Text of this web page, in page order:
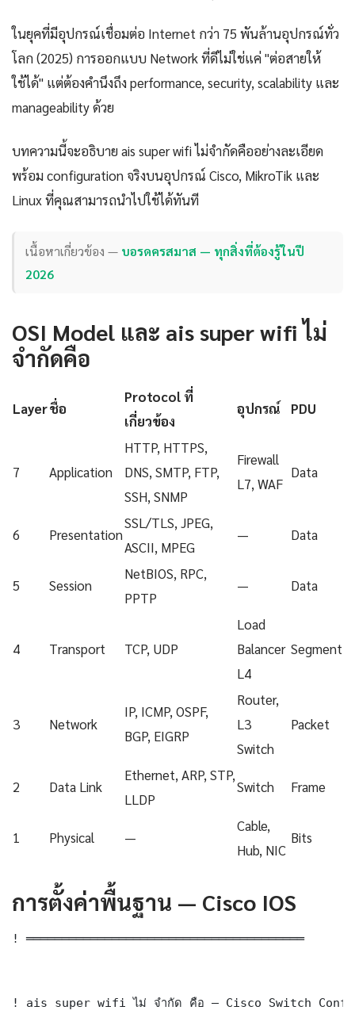
ในยุคที่มีอุปกรณ์เชื่อมต่อ Internet กว่า 75 พันล้านอุปกรณ์ทั่ว
โลก (2025) การออกแบบ Network ที่ดีไม่ใช่แค่ "ต่อสายให้
ใช้ได้" แต่ต้องคำนึงถึง performance, security, scalability และ
manageability ด้วย
บทความนี้จะอธิบาย ais super wifi ไม่จำกัดคืออย่างละเอียด
พร้อม configuration จริงบนอุปกรณ์ Cisco, MikroTik และ
Linux ที่คุณสามารถนำไปใช้ได้ทันที
เนื้อหาเกี่ยวข้อง — บอรดครสมาส — ทุกสิ่งที่ต้องรู้ในปี
2026
OSI Model และ ais super wifi ไม่
จำกัดคือ
Layerชื่อ
Protocol ที่
เกี่ยวข้อง
อุปกรณ์ PDU
7 Application
HTTP, HTTPS,
DNS, SMTP, FTP,
SSH, SNMP
Firewall
L7, WAF
Data
6 Presentation
SSL/TLS, JPEG,
ASCII, MPEG
— Data
5 Session
NetBIOS, RPC,
PPTP
— Data
4 Transport TCP, UDP
Load
Balancer
L4
Segment
3 Network
IP, ICMP, OSPF,
BGP, EIGRP
Router,
L3
Switch
Packet
2 Data Link
Ethernet, ARP, STP,
LLDP
Switch Frame
1 Physical —
Cable,
Hub, NIC
Bits
การตั้งค่าพื้นฐาน — Cisco IOS
! ═══════════════════════════════════════
! ais super wifi ไม่ จำกัด คือ — Cisco Switch